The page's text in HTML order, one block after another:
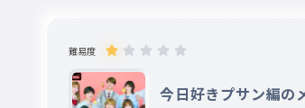
難易度
今日好きプサン編の